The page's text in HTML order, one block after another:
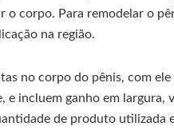
o corpo. Para remodelar o
na região.
no corpo do pênis, com
e incluem ganho em
de produto utilizada